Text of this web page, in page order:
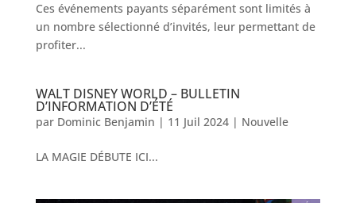
Ces événements payants séparément sont limités à
un nombre sélectionné d’invités, leur permettant de
profiter...
WALT DISNEY WORLD – BULLETIN
D’INFORMATION D’ÉTÉ
par Dominic Benjamin | 11 Juil 2024| Nouvelle
LA MAGIE DÉBUTE ICI...